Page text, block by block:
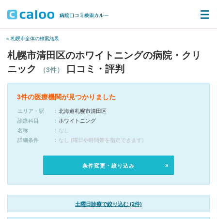
« 札幌市全体の検索結果
札幌市清田区のホワイトニングの病院・クリ
ニック
（3件） 口コミ・評判
3件の医療機関が見つかりました
エリア・駅
北海道札幌市清田区
診療科目
ホワイトニング
名称
なし
詳細条件
なし (曜日や時間帯を指定できます)
条件変更・絞り込み
土曜日診療で絞り込む (2件)